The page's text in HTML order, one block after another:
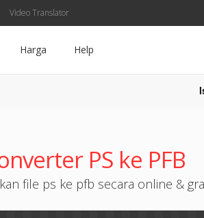
Video Translator
Harga Help
PS ke PFB
file ps ke pfb secara online &